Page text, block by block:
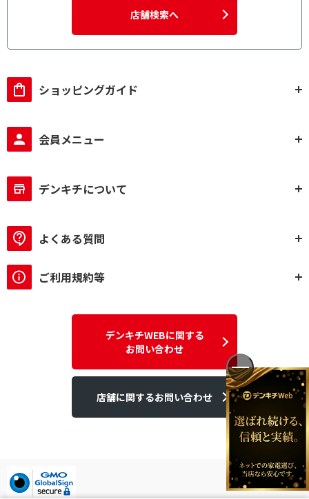
店舗検索へ
ショッピングガイド
会員メニュー
デンキチについて
よくある質問
ご利用規約等
デンキチWEBに関する
お問い合わせ
店舗に関するお問い合わせ